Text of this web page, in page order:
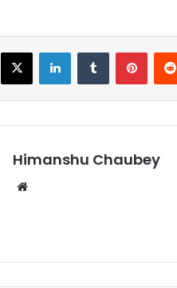
ai
l
ar
e
Himanshu Chaubey